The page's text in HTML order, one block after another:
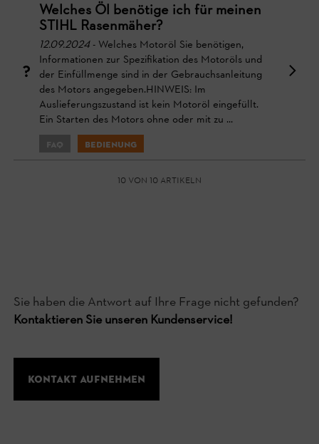
Welches Öl benötige ich für meinen
STIHL Rasenmäher?
12.09.2024- Welches Motoröl Sie benötigen,
Informationen zur Spezifikation des Motoröls und
der Einfüllmenge sind in der Gebrauchsanleitung
des Motors angegeben.HINWEIS: Im
Auslieferungszustand ist kein Motoröl eingefüllt.
Ein Starten des Motors ohne oder mit zu ...
FAQ Bedienung
10 von 10 Artikeln
Sie haben die Antwort auf Ihre Frage nicht gefunden?
Kontaktieren Sie unseren Kundenservice!
Kontakt aufnehmen